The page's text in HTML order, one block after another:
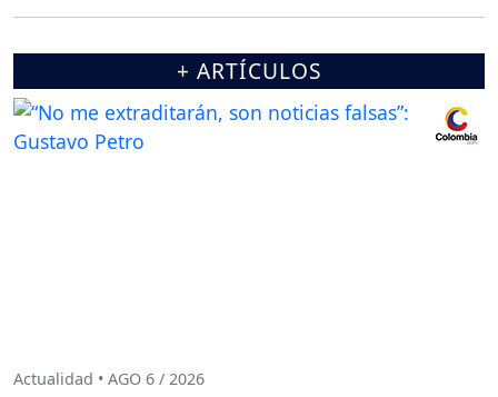
+ ARTÍCULOS
Actualidad • AGO 6 / 2026